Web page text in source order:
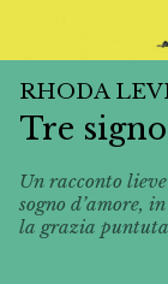
RHODA
Tre
Un racconto
sogno d’amore,
la grazia